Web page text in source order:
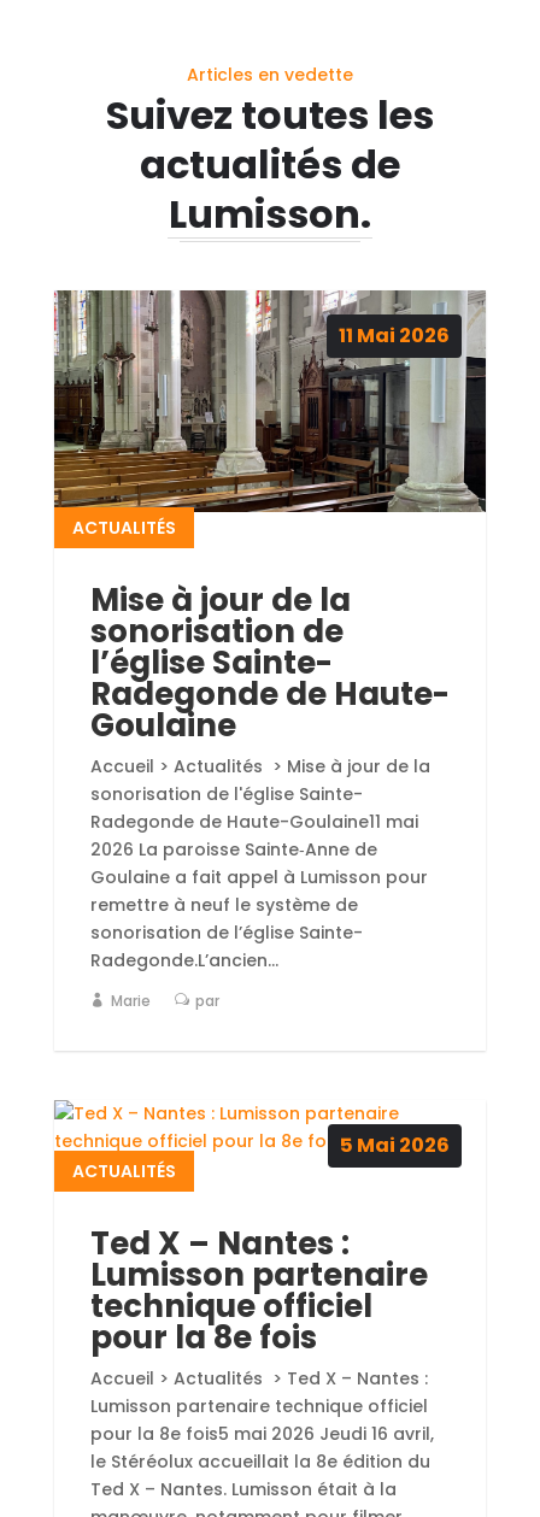
Articles en vedette
Suivez toutes les
actualités de
Lumisson.
Mise à jour de la
sonorisation de
l’église Sainte-
Radegonde de Haute-
Goulaine
ACTUALITÉS
Accueil > Actualités > Mise à jour de la
sonorisation de l'église Sainte-
Radegonde de Haute-Goulaine11 mai
2026 La paroisse Sainte‑Anne de
Goulaine a fait appel à Lumisson pour
remettre à neuf le système de
sonorisation de l’église Sainte-
Radegonde.L’ancien...
Marie par
11 Mai 2026
Ted X – Nantes :
Lumisson partenaire
technique officiel
pour la 8e fois
ACTUALITÉS
Accueil > Actualités > Ted X – Nantes :
Lumisson partenaire technique officiel
pour la 8e fois5 mai 2026 Jeudi 16 avril,
le Stéréolux accueillait la 8e édition du
Ted X – Nantes. Lumisson était à la
5 Mai 2026